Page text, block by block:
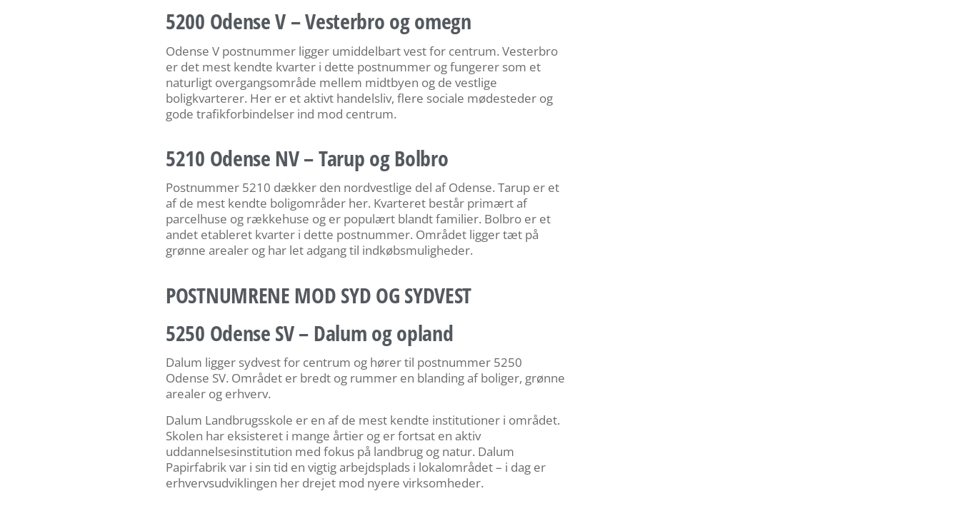
5200 Odense V – Vesterbro og omegn
Odense V postnummer ligger umiddelbart vest for centrum. Vesterbro
er det mest kendte kvarter i dette postnummer og fungerer som et
naturligt overgangsområde mellem midtbyen og de vestlige
boligkvarterer. Her er et aktivt handelsliv, flere sociale mødesteder og
gode trafikforbindelser ind mod centrum.
5210 Odense NV – Tarup og Bolbro
Postnummer 5210 dækker den nordvestlige del af Odense. Tarup er et
af de mest kendte boligområder her. Kvarteret består primært af
parcelhuse og rækkehuse og er populært blandt familier. Bolbro er et
andet etableret kvarter i dette postnummer. Området ligger tæt på
grønne arealer og har let adgang til indkøbsmuligheder.
POSTNUMRENE MOD SYD OG SYDVEST
5250 Odense SV – Dalum og opland
Dalum ligger sydvest for centrum og hører til postnummer 5250
Odense SV. Området er bredt og rummer en blanding af boliger, grønne
arealer og erhverv.
Dalum Landbrugsskole er en af de mest kendte institutioner i området.
Skolen har eksisteret i mange årtier og er fortsat en aktiv
uddannelsesinstitution med fokus på landbrug og natur. Dalum
Papirfabrik var i sin tid en vigtig arbejdsplads i lokalområdet – i dag er
erhvervsudviklingen her drejet mod nyere virksomheder.